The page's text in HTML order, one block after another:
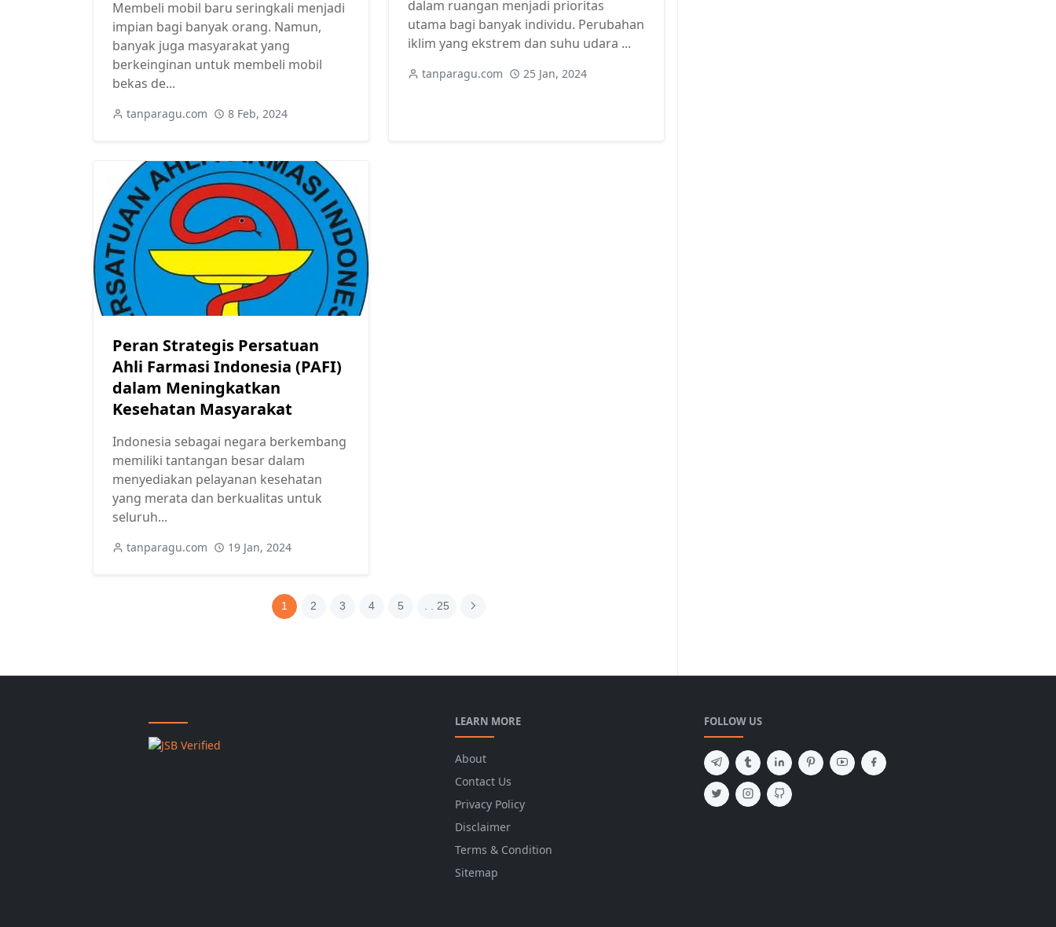
Membeli mobil baru seringkali menjadi
impian bagi banyak orang. Namun,
banyak juga masyarakat yang
berkeinginan untuk membeli mobil
bekas de...
tanparagu.com 8 Feb, 2024
dalam ruangan menjadi prioritas
utama bagi banyak individu. Perubahan
iklim yang ekstrem dan suhu udara ...
tanparagu.com 25 Jan, 2024
Peran Strategis Persatuan
Ahli Farmasi Indonesia (PAFI)
dalam Meningkatkan
Kesehatan Masyarakat
Indonesia sebagai negara berkembang
memiliki tantangan besar dalam
menyediakan pelayanan kesehatan
yang merata dan berkualitas untuk
seluruh...
tanparagu.com 19 Jan, 2024
1 2 3 4 5 . . 25
LEARN MORE
About
Contact Us
Privacy Policy
Disclaimer
Terms & Condition
Sitemap
FOLLOW US